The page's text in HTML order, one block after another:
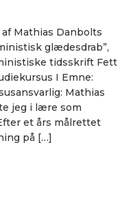
Mathias Danbolts
glædesdrab”,
tidsskrift Fett
I Emne:
Mathias
jeg i lære som
et års målrettet
på […]